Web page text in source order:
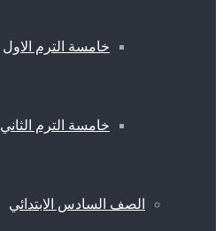
خامسة الترم الاول
خامسة الترم الثاني
الصف السادس الابتدائي